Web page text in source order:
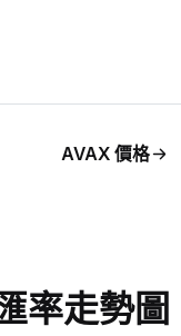
AVAX 價格
率走勢圖